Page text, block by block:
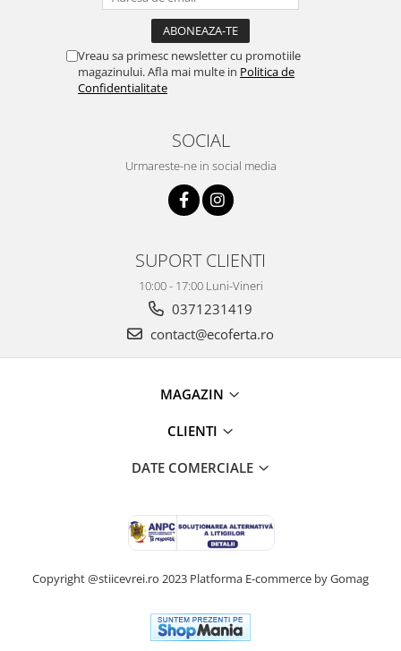
Vreau sa primesc newsletter cu promotiile
magazinului. Afla mai multe in Politica de
Confidentialitate
SOCIAL
Urmareste-ne in social media
SUPORT CLIENTI
10:00 - 17:00 Luni-Vineri
0371231419
contact@ecoferta.ro
MAGAZIN
CLIENTI
DATE COMERCIALE
Copyright @stiicevrei.ro 2023 Platforma E-commerce by Gomag